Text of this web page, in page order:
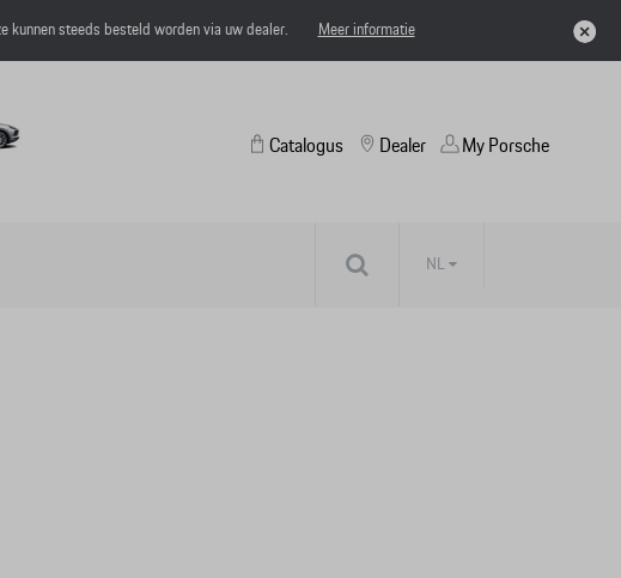
kunnen steeds besteld worden via uw dealer. Meer informatie
Catalogus Dealer My Porsche
NL